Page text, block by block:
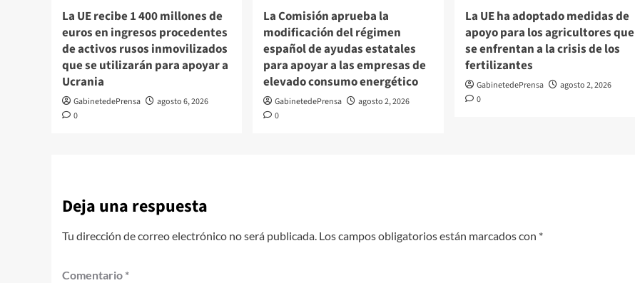
La UE recibe 1 400 millones de
euros en ingresos procedentes
de activos rusos inmovilizados
que se utilizarán para apoyar a
Ucrania
GabinetedePrensa
agosto 6, 2026
0
La Comisión aprueba la
modificación del régimen
español de ayudas estatales
para apoyar a las empresas de
elevado consumo energético
GabinetedePrensa
agosto 2, 2026
0
La UE ha adoptado medidas de
apoyo para los agricultores que
se enfrentan a la crisis de los
fertilizantes
GabinetedePrensa
agosto 2, 2026
0
Deja una respuesta
Tu dirección de correo electrónico no será publicada. Los campos obligatorios están marcados con *
Comentario *